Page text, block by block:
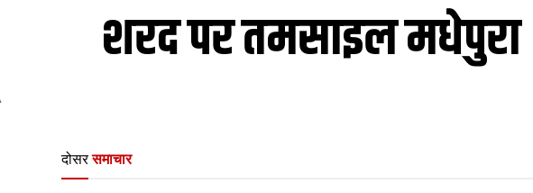
शरद पर तमसाइल मधेपुरा
दोसर समाचार